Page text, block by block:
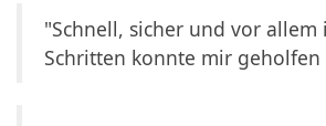
"Schnell, sicher und vor allem
Schritten konnte mir geholfen